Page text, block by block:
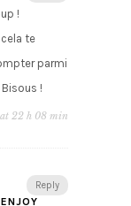
!
te
parmi
!
22 h 08 min
Reply